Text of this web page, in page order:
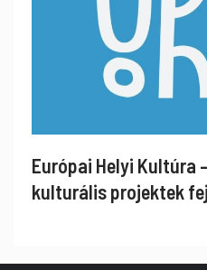
Európai Helyi Kultúra
kulturális projektek